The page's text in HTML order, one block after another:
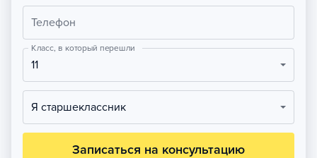
Телефон
Класс, в который перешли
11
Я старшеклассник
Записаться на консультацию